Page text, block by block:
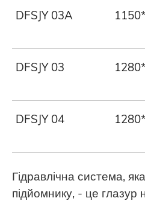
DFSJY 03A
DFSJY 03
DFSJY 04
Гідравлічна система,
підйомнику, - це глазур